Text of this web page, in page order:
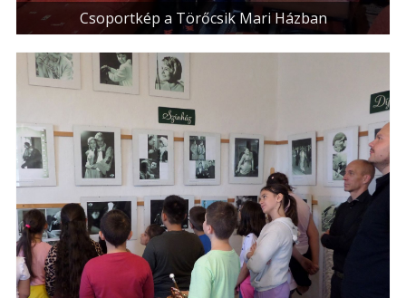
Csoportkép a Törőcsik Mari Házban